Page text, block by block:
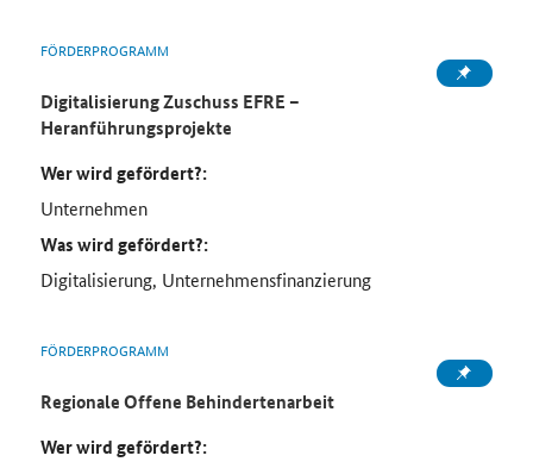
FÖRDERPROGRAMM
Digitalisierung Zuschuss EFRE –
Heranführungsprojekte
Wer wird gefördert?:
Unternehmen
Was wird gefördert?:
Digitalisierung, Unternehmensfinanzierung
FÖRDERPROGRAMM
Regionale Offene Behindertenarbeit
Wer wird gefördert?: